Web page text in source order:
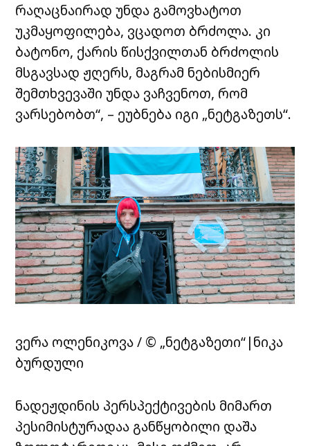
რაღაცნაირად უნდა გამოვხატოთ
უკმაყოფილება, ვცადოთ ბრძოლა. კი
ბატონო, ქარის წისქვილთან ბრძოლის
მსგავსად ჟღერს, მაგრამ ნებისმიერ
შემთხვევაში უნდა ვაჩვენოთ, რომ
ვარსებობთ“, – ეუბნება იგი „ნეტგაზეთს“.
ვერა ოლენიკოვა / © „ნეტგაზეთი“|ნიკა
ბურდული
ნადეჟდინის პერსპექტივების მიმართ
პესიმისტურადაა განწყობილი დაშა